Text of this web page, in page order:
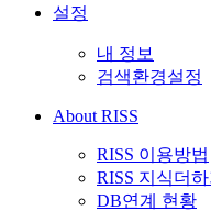
설정
내 정보
검색환경설정
About RISS
RISS 이용방법
RISS 지식더하
DB연계 현황